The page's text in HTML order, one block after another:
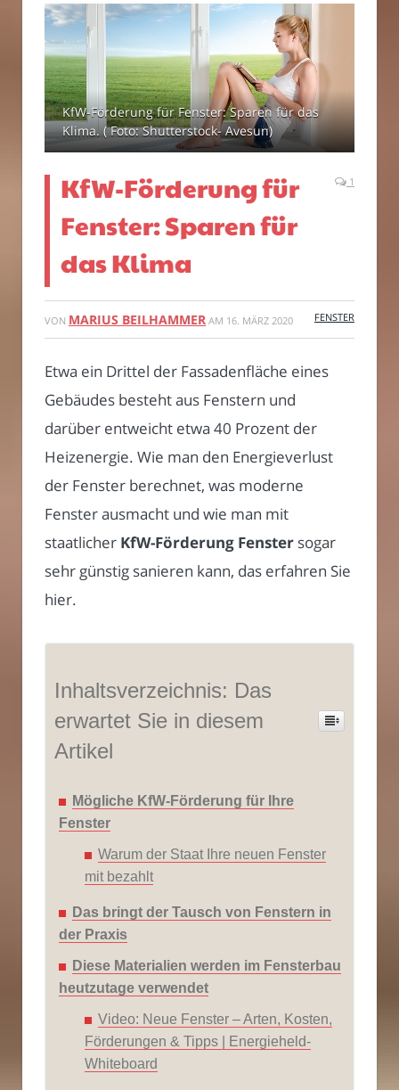
KfW-Förderung für Fenster: Sparen für das
Klima. ( Foto: Shutterstock- Avesun)
KfW-Förderung für
Fenster: Sparen für
das Klima
1
VON MARIUS BEILHAMMER AM 16. MÄRZ 2020 FENSTER
Etwa ein Drittel der Fassadenfläche eines
Gebäudes besteht aus Fenstern und
darüber entweicht etwa 40 Prozent der
Heizenergie. Wie man den Energieverlust
der Fenster berechnet, was moderne
Fenster ausmacht und wie man mit
staatlicher KfW-Förderung Fenster sogar
sehr günstig sanieren kann, das erfahren Sie
hier.
Inhaltsverzeichnis: Das
erwartet Sie in diesem
Artikel
Mögliche KfW-Förderung für Ihre
Fenster
Warum der Staat Ihre neuen Fenster
mit bezahlt
Das bringt der Tausch von Fenstern in
der Praxis
Diese Materialien werden im Fensterbau
heutzutage verwendet
Video: Neue Fenster – Arten, Kosten,
Förderungen & Tipps | Energieheld-
Whiteboard